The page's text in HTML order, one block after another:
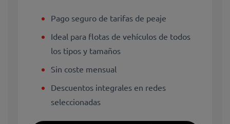
Pago seguro de tarifas de peaje
Ideal para flotas de vehículos de todos
los tipos y tamaños
Sin coste mensual
Descuentos integrales en redes
seleccionadas